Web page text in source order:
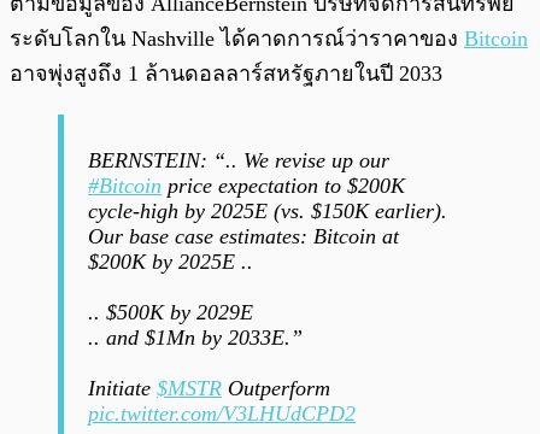
ระดับโลกใน Nashville ได้คาดการณ์ว่าราคาของ Bitcoin
อาจพุ่งสูงถึง 1 ล้านดอลลาร์สหรัฐภายในปี 2033
BERNSTEIN: “.. We revise up our
#Bitcoin price expectation to $200K
cycle-high by 2025E (vs. $150K earlier).
Our base case estimates: Bitcoin at
$200K by 2025E ..
.. $500K by 2029E
.. and $1Mn by 2033E.”
Initiate $MSTR Outperform
pic.twitter.com/V3LHUdCPD2